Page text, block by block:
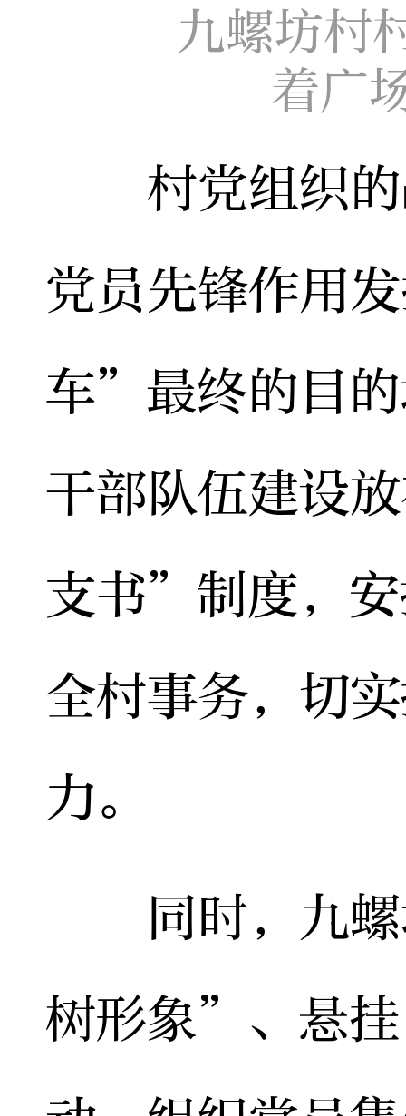
九螺坊村
着广
村党组织的
党员先锋作用
车”最终的目
干部队伍建设
支书”制度，
全村事务，切
力。
同时，九螺
树形象”、悬